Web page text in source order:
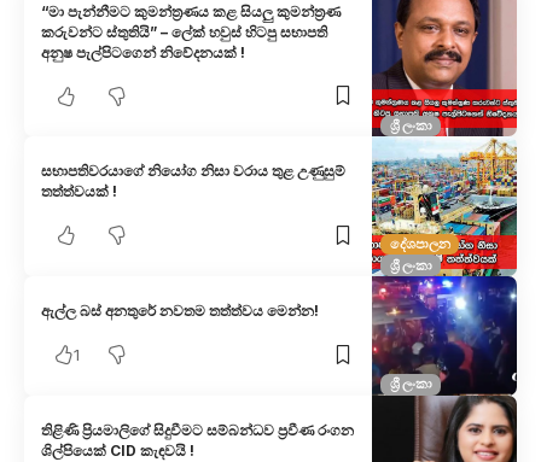
ශ්‍රී ලංකා
“මා පැන්නීමට කුමන්ත්‍රණය කළ සියලු කුමන්ත්‍රණ
කරුවන්ට ස්තුතියි” – ලේක් හවුස් හිටපු සභාපති
අනුෂ පැල්පිටගෙන් නිවේදනයක් !
දේශපාලන
ශ්‍රී ලංකා
සභාපතිවරයාගේ නියෝග නිසා වරාය තුළ උණුසුම්
තත්ත්වයක් !
ශ්‍රී ලංකා
ඇල්ල බස් අනතුරේ නවතම තත්ත්වය මෙන්න!
1
තිළිණි ප්‍රියමාලිගේ සිදුවීමට සම්බන්ධව ප්‍රවීණ රංගන
ශිල්පියෙක් CID කැඳවයි !